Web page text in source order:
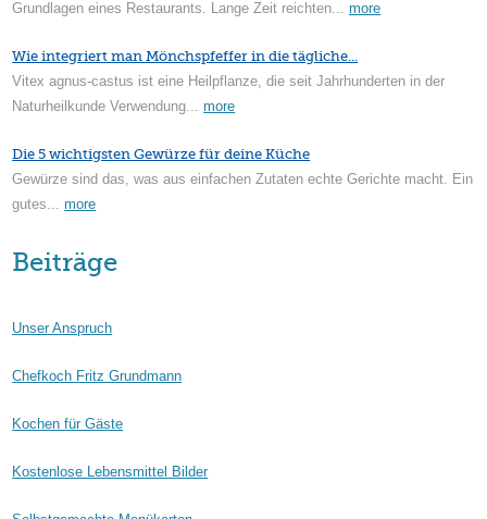
Grundlagen eines Restaurants. Lange Zeit reichten...more
Wie integriert man Mönchspfeffer in die tägliche...
Vitex agnus-castus ist eine Heilpflanze, die seit Jahrhunderten in der
Naturheilkunde Verwendung...more
Die 5 wichtigsten Gewürze für deine Küche
Gewürze sind das, was aus einfachen Zutaten echte Gerichte macht. Ein
gutes...more
Beiträge
Unser Anspruch
Chefkoch Fritz Grundmann
Kochen für Gäste
Kostenlose Lebensmittel Bilder